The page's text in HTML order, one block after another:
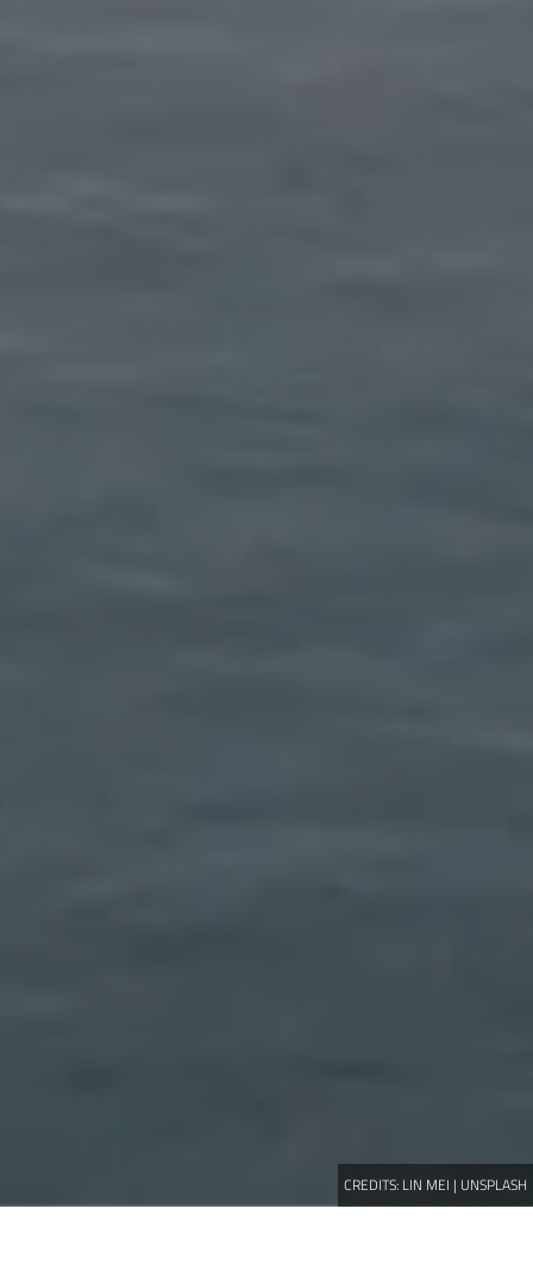
CREDITS: LIN MEI | UNSPLASH